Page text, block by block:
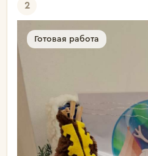
2
Готовая работа